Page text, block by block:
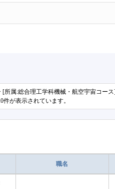
[所属:総合理工学科機械・航空宇宙コー
件が表示されています。
職名